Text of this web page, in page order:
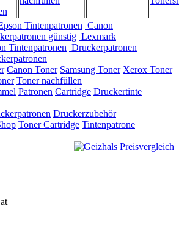
Tintenpatronen Canon
günstig Lexmark
Tintenpatronen Druckerpatronen
Canon Toner Samsung Toner Xerox Toner
Toner nachfüllen
Patronen Cartridge Druckertinte
Druckerzubehör
Toner Cartridge Tintenpatrone